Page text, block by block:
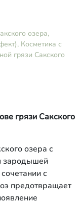
озера,
Косметика с
грязи Сакского
грязи Сакского
озера с
зародышей
с
предотвращает